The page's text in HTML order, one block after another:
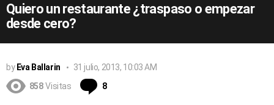
Quiero un restaurante ¿traspaso o empezar
desde cero?
by Eva Ballarin
31 julio, 2013, 10:03 AM
858 Visitas 8